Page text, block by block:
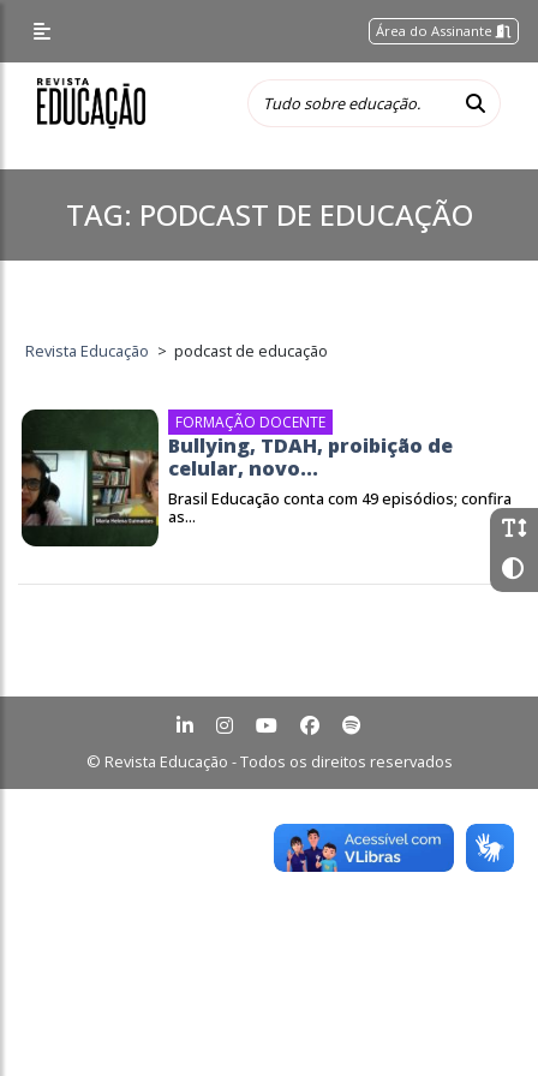
Área do Assinante
TAG: PODCAST DE EDUCAÇÃO
Revista Educação > podcast de educação
FORMAÇÃO DOCENTE
Bullying, TDAH, proibição de
celular, novo...
Brasil Educação conta com 49 episódios; confira
as...
© Revista Educação - Todos os direitos reservados